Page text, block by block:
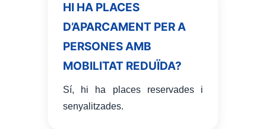
HI HA PLACES
D’APARCAMENT PER A
PERSONES AMB
MOBILITAT REDUÏDA?
Sí, hi ha places reservades i
senyalitzades.